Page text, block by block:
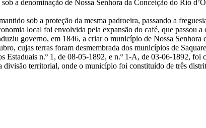
a denominação de Nossa Senhora da Conceição do Rio
sob a proteção da mesma padroeira, passando a
local foi envolvida pela expansão do café, que passou
governo, em 1846, a criar o município de Nossa
cujas terras foram desmembrada dos municípios de
Estaduais n.º 1, de 08-05-1892, e n.º 1-A, de 03-06-1892,
territorial, onde o município foi constituído de três